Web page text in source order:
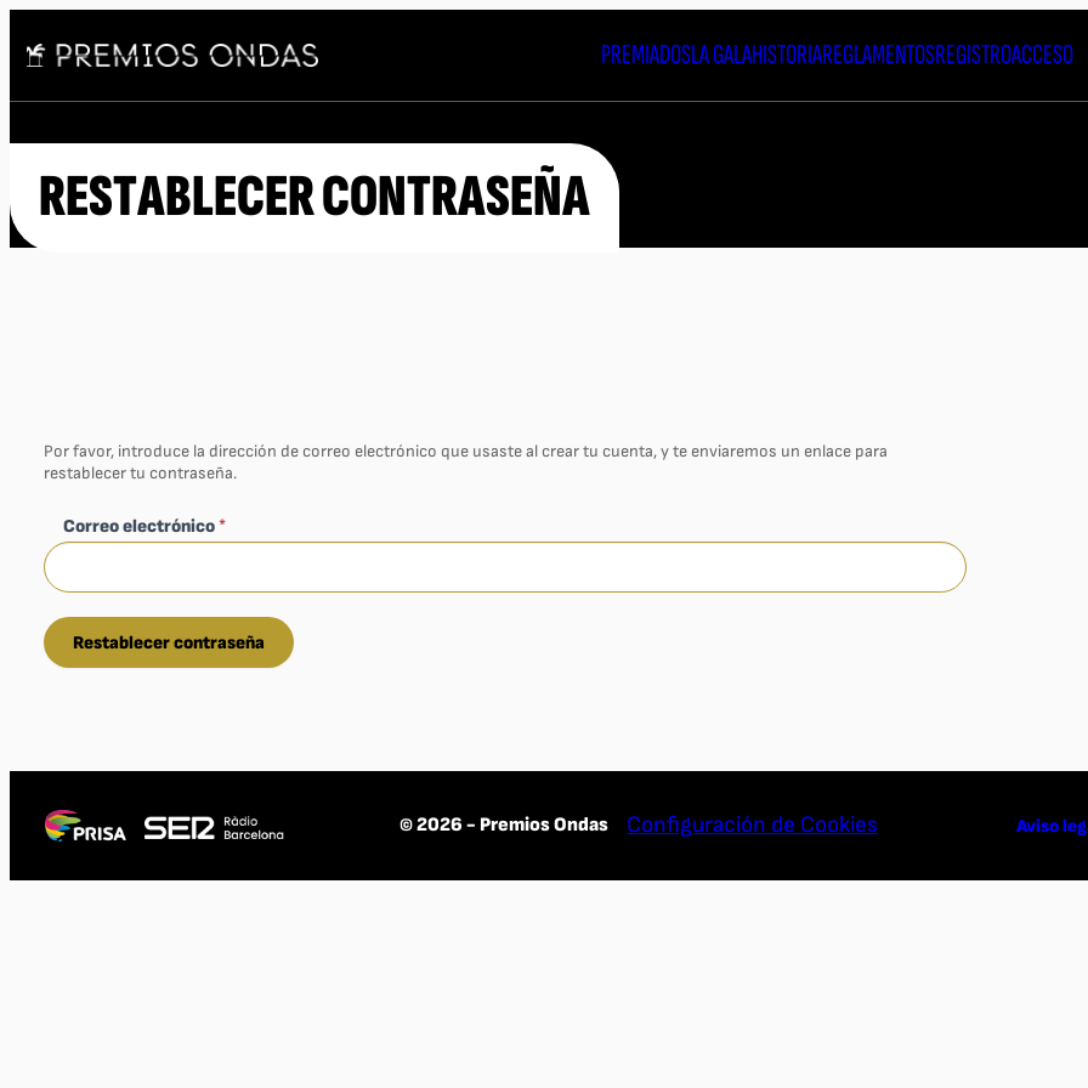
PREMIADOSLA GALAHISTORIAREGLAMENTOSREGISTROACCESO
RESTABLECER CONTRASEÑA
Por favor, introduce la dirección de correo electrónico que usaste al crear tu cuenta, y te enviaremos un enlace para
restablecer tu contraseña.
Correo electrónico*
© 2026 - Premios Ondas Configuración de Cookies Aviso